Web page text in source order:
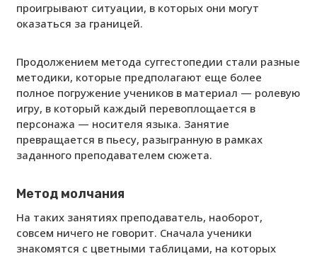
проигрывают ситуации, в которых они могут
оказаться за границей.
Продолжением метода суггестопедии стали разные
методики, которые предполагают еще более
полное погружение учеников в материал — ролевую
игру, в который каждый перевоплощается в
персонажа — носителя языка. Занятие
превращается в пьесу, разыгранную в рамках
заданного преподавателем сюжета.
Метод молчания
На таких занятиях преподаватель, наоборот,
совсем ничего не говорит. Сначала ученики
знакомятся с цветными таблицами, на которых